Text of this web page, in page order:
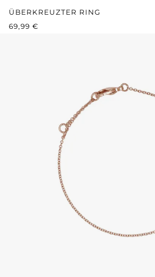
ÜBERKREUZTER RING
REGULÄRER PREIS:
69,99 €